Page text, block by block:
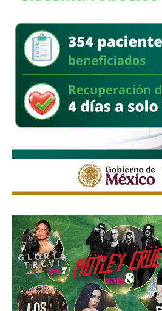
deja a los propios conductores
vulnerabilidad,al no contar con
previstas por la normativa estatal.
“Es la empresa la que no cumple
locales establecen y eso deja a
de indefensión”, señaló.
Respecto a la llegada de nuevas
estado, Martínez Acosta
competencia representa una
mejorar la calidad del servicio
“Hoy el gremio del taxismo
es buena. Ellos estarán tratando
mejor servicio, mientras que la
opción que considere más
La titular de la SCT reiteró que,
el procedimiento administrativo y